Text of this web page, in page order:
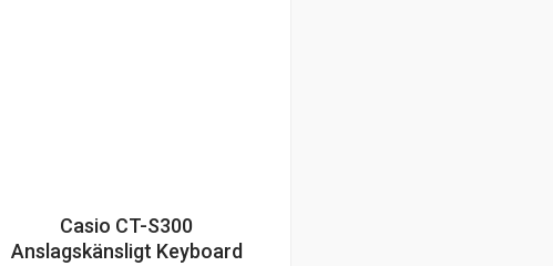
Casio CT-S300
Anslagskänsligt Keyboard